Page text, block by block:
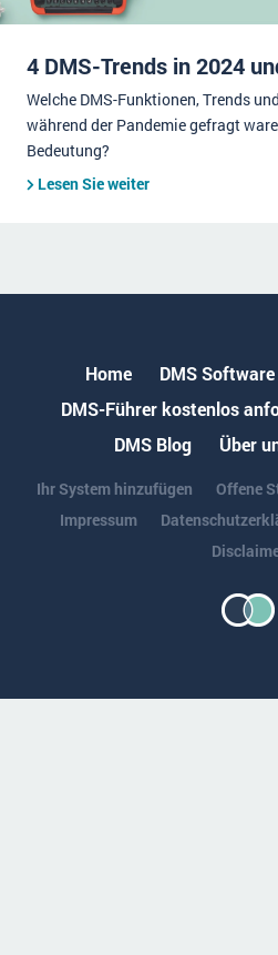
4 DMS-Trends in 2024
Welche DMS-Funktionen, Trends
während der Pandemie gefragt
Bedeutung?
Lesen Sie weiter
Home DMS Software
DMS-Führer kostenlos
DMS Blog
Über
Ihr System hinzufügen
Offene
Impressum